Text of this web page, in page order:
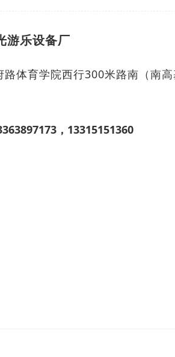
游乐设备厂
路体育学院西行300米路南（南
，13315151360